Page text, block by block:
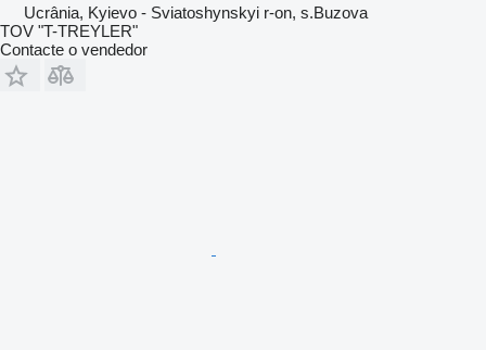
Ucrânia, Kyievo - Sviatoshynskyi r-on, s.Buzova
TOV "T-TREYLER"
Contacte o vendedor